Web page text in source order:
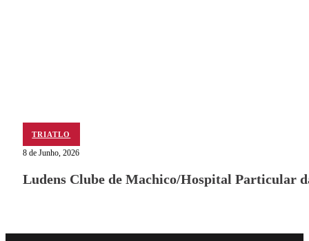
TRIATLO
8 de Junho, 2026
Ludens Clube de Machico/Hospital Particular